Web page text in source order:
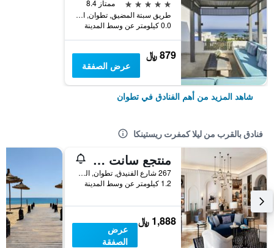
5 نجوم
ممتاز 8.4
طريق سبتة المضيق, تطوان, المغرب
0.0 كيلومتر عن وسط المدينة
879 ﷼
عرض الصفقة
شاهد المزيد من أهم الفنادق في تطوان
فنادق بالقرب من ليلا كمفرت ريستينكا
منتجع سانت ريجيس لا باهيا بلانكا، تامودا باي
267 شارع الفنيدق, تطوان, المغرب
1.2 كيلومتر عن وسط المدينة
1,888 ﷼
عرض
الصفقة